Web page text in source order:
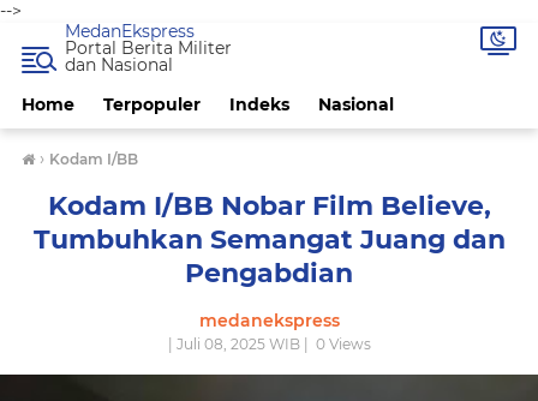
-->
Home Terpopuler Indeks Nasional
MedanEkspress
Portal Berita Militer
dan Nasional
› Kodam I/BB
Kodam I/BB Nobar Film Believe,
Tumbuhkan Semangat Juang dan
Pengabdian
medanekspress
| Juli 08, 2025 WIB | 0Views